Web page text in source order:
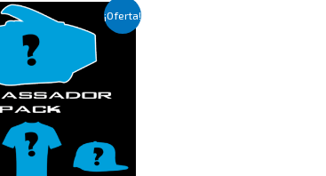
¡Oferta!
€.
El
precio
actual
es:
89,90 €.